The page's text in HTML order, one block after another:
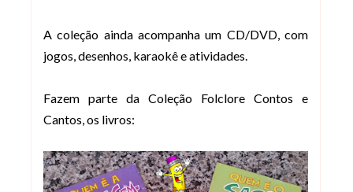
A coleção ainda acompanha um CD/DVD, com
jogos, desenhos, karaokê e atividades.
Fazem parte da Coleção Folclore Contos e
Cantos, os livros: